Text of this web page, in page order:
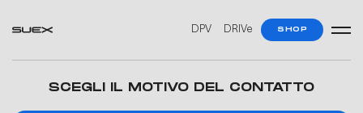
DPV DRIVe SHOP
SCEGLI IL MOTIVO DEL CONTATTO